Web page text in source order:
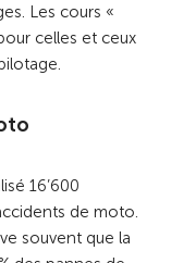
Les cours «
celles et ceux
16’600
de moto.
souvent que la